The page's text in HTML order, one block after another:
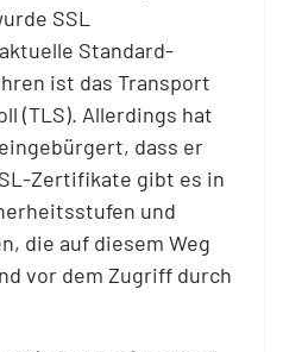
SSL
Standard-
ist das Transport
(TLS). Allerdings hat
dass er
Zertifikate gibt es in
und
die auf diesem Weg
vor dem Zugriff durch